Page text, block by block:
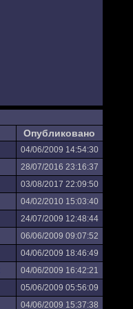
Опубликовано
04/06/2009 14:54:30
28/07/2016 23:16:37
03/08/2017 22:09:50
04/02/2010 15:03:40
24/07/2009 12:48:44
06/06/2009 09:07:52
04/06/2009 18:46:49
04/06/2009 16:42:21
05/06/2009 05:56:09
04/06/2009 15:37:38